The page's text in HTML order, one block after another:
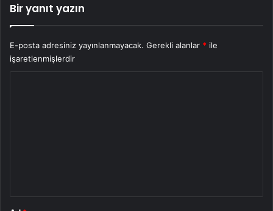
Bir yanıt yazın
E-posta adresiniz yayınlanmayacak. Gerekli alanlar * ile
işaretlenmişlerdir